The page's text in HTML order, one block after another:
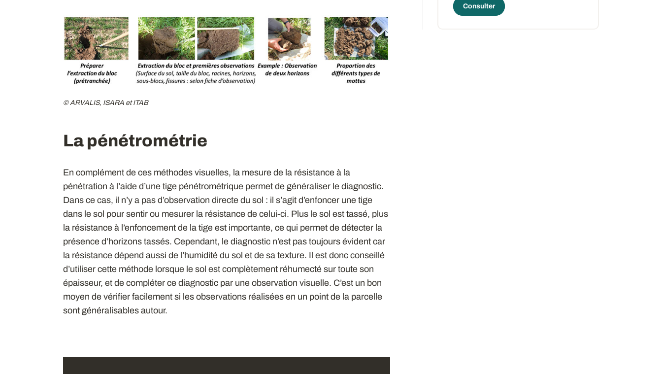
© ARVALIS, ISARA et ITAB
La pénétrométrie
En complément de ces méthodes visuelles, la mesure de la résistance à la
pénétration à l’aide d’une tige pénétrométrique permet de généraliser le diagnostic.
Dans ce cas, il n’y a pas d’observation directe du sol : il s’agit d’enfoncer une tige
dans le sol pour sentir ou mesurer la résistance de celui-ci. Plus le sol est tassé, plus
la résistance à l’enfoncement de la tige est importante, ce qui permet de détecter la
présence d’horizons tassés. Cependant, le diagnostic n’est pas toujours évident car
la résistance dépend aussi de l’humidité du sol et de sa texture. Il est donc conseillé
d’utiliser cette méthode lorsque le sol est complètement réhumecté sur toute son
épaisseur, et de compléter ce diagnostic par une observation visuelle. C’est un bon
moyen de vérifier facilement si les observations réalisées en un point de la parcelle
sont généralisables autour.
Consulter